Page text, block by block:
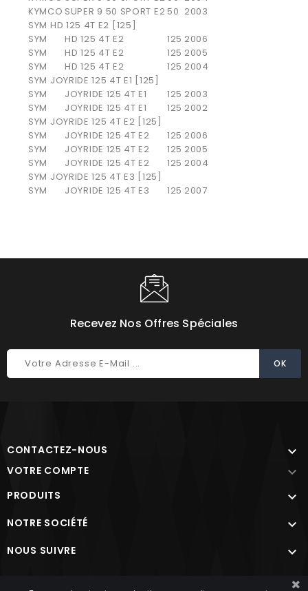
KYMCO SUPER 9 50 SPORT E250 2003
SYM HD 125 4T E2 [125]
SYM
HD 125 4T E2 125 2006
SYM
HD 125 4T E2 125 2005
SYM
HD 125 4T E2 125 2004
SYM JOYRIDE 125 4T E1 [125]
SYM
JOYRIDE 125 4T E1 125 2003
SYM
JOYRIDE 125 4T E1 125 2002
SYM JOYRIDE 125 4T E2 [125]
SYM
JOYRIDE 125 4T E2 125 2006
SYM
JOYRIDE 125 4T E2 125 2005
SYM
JOYRIDE 125 4T E2 125 2004
SYM JOYRIDE 125 4T E3 [125]
SYM
JOYRIDE 125 4T E3 125 2007
Recevez Nos Offres Spéciales
CONTACTEZ-NOUS 
VOTRE COMPTE 
PRODUITS 
NOTRE SOCIÉTÉ 
NOUS SUIVRE 